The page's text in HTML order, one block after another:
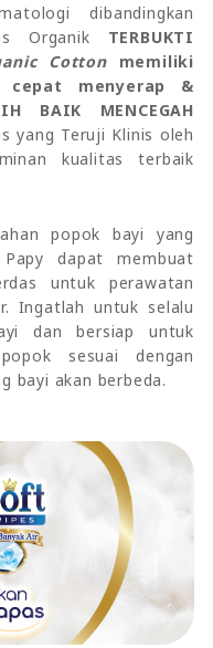
dibandingkan
Organik TERBUKTI
Cottonmemiliki
cepat menyerap &
BAIK MENCEGAH
yang Teruji Klinis oleh
kualitas terbaik
popok bayi yang
dapat membuat
untuk perawatan
Ingatlah untuk selalu
dan bersiap untuk
sesuai dengan
bayi akan berbeda.